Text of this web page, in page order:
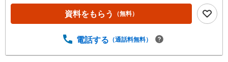
資料をもらう （無料）
電話する （通話料無料）